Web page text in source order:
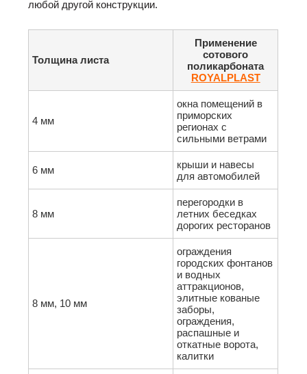
любой другой конструкции.
Толщина листа
Применение
сотового
поликарбоната
ROYALPLAST
4 мм
окна помещений в
приморских
регионах с
сильными ветрами
6 мм
крыши и навесы
для автомобилей
8 мм
перегородки в
летних беседках
дорогих ресторанов
8 мм, 10 мм
ограждения
городских фонтанов
и водных
аттракционов,
элитные кованые
заборы,
ограждения,
распашные и
откатные ворота,
калитки